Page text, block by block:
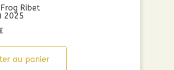
Ribet
2025
Le
actuelau panier